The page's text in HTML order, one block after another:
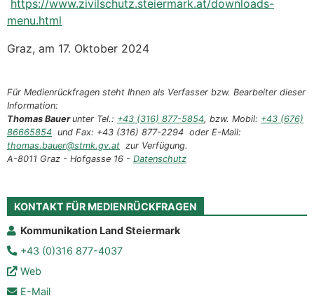
https://www.zivilschutz.steiermark.at/downloads-
menu.html
Graz, am 17. Oktober 2024
Für Medienrückfragen steht Ihnen als Verfasser bzw. Bearbeiter dieser
Information:
Thomas Bauerunter Tel.: +43 (316) 877-5854, bzw. Mobil: +43 (676)
86665854 und Fax: +43 (316) 877-2294 oder E-Mail:
thomas.bauer@stmk.gv.at zur Verfügung.
A-8011 Graz - Hofgasse 16 - Datenschutz
KONTAKT FÜR MEDIENRÜCKFRAGEN
Kommunikation Land Steiermark
+43 (0)316 877-4037
Web
E-Mail